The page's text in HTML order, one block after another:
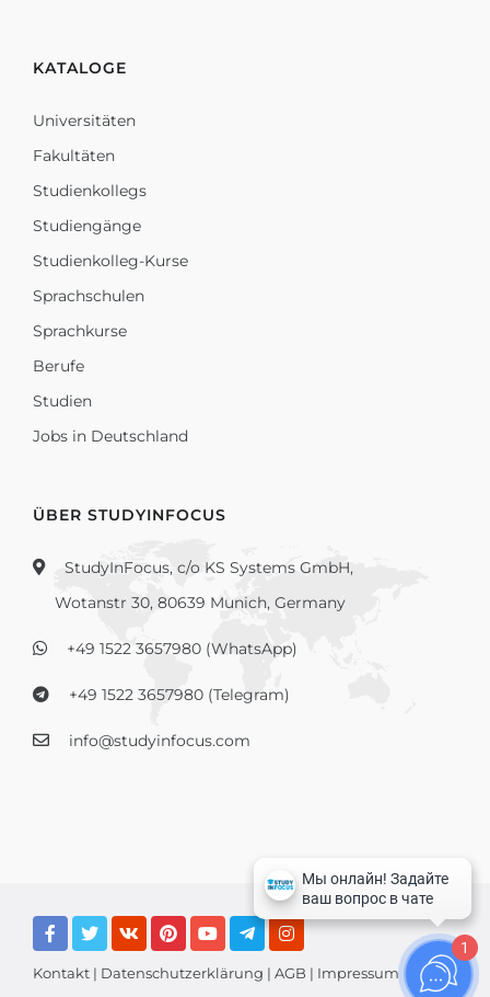
KATALOGE
Universitäten
Fakultäten
Studienkollegs
Studiengänge
Studienkolleg-Kurse
Sprachschulen
Sprachkurse
Berufe
Studien
Jobs in Deutschland
ÜBER STUDYINFOCUS
StudyInFocus, c/o KS Systems GmbH,
Wotanstr 30, 80639 Munich, Germany
+49 1522 3657980 (WhatsApp)
+49 1522 3657980 (Telegram)
info@studyinfocus.com
Kontakt | Datenschutzerklärung | AGB | Impressum
1